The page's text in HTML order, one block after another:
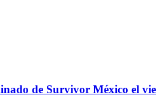
de Survivor México el